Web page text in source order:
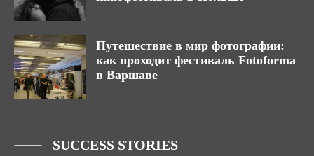
Путешествие в мир фотографии:
как проходит фестиваль Fotoforma
в Варшаве
SUCCESS STORIES